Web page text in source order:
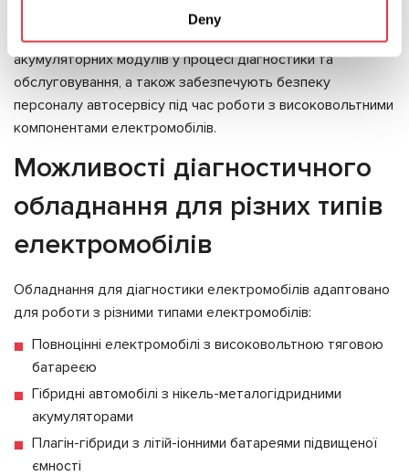
Deny
Ці системи безпеки гарантують збереження коштовних
акумуляторних модулів у процесі діагностики та
обслуговування, а також забезпечують безпеку
персоналу автосервісу під час роботи з високовольтними
компонентами електромобілів.
Можливості діагностичного
обладнання для різних типів
електромобілів
Обладнання для діагностики електромобілів адаптовано
для роботи з різними типами електромобілів:
Повноцінні електромобілі з високовольтною тяговою
батареєю
Гібридні автомобілі з нікель-металогідридними
акумуляторами
Плагін-гібриди з літій-іонними батареями підвищеної
ємності